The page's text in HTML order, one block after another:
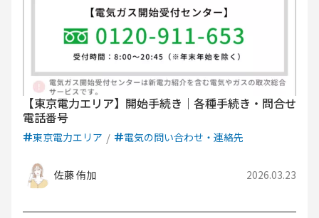
【東京電力エリア】開始手続き｜各種手続き・問合せ
電話番号
東京電力エリア 電気の問い合わせ・連絡先
佐藤 侑加 2026.03.23